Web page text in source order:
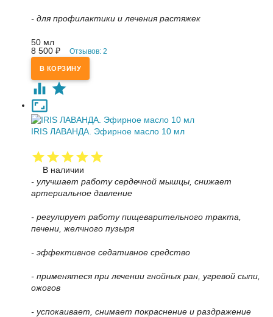
- для профилактики и лечения растяжек
50 мл
8 500 ₽ Отзывов: 2
IRIS ЛАВАНДА. Эфирное масло 10 мл
В наличии
- улучшает работу сердечной мышцы, снижает
артериальное давление
- регулирует работу пищеварительного тракта,
печени, желчного пузыря
- эффективное седативное средство
- применятеся при лечении гнойных ран, угревой сыпи,
ожогов
- успокаивает, снимает покраснение и раздражение